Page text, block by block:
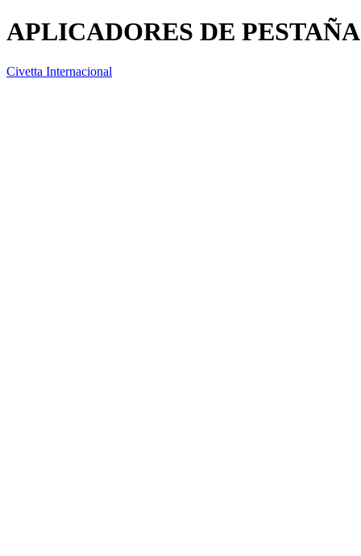
APLICADORES DE
Civetta Internacional